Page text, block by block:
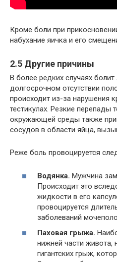
Кроме боли при
набухание яичка и его
2.5 Другие причины
В более редких случаях
долгосрочном отсутствии
происходит из-за нарушения
тестикулах. Резкие перепады
окружающей среды также
сосудов в области яйца,
Реже боль провоцируется
Водянка. Мужчина
Происходит это
жидкости в его
провоцируется
заболеваний
Паховая грыжа.
нижней части живота,
гигантских грыж,